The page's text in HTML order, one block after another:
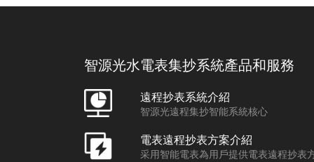
智源光水電表集抄系統產品和服務
遠程抄表系統介紹
智源光遠程集抄智能系統核心
電表遠程抄表方案介紹
采用智能電表為用戶提供電表遠程抄表